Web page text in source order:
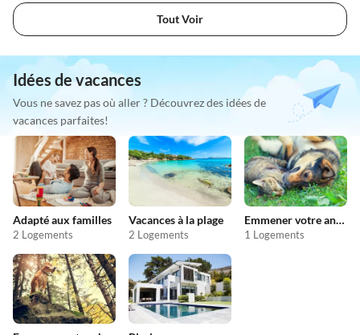
Tout Voir
Idées de vacances
Vous ne savez pas où aller ? Découvrez des idées de
vacances parfaites!
Adapté aux familles
2 Logements
Vacances à la plage
2 Logements
Emmener votre animal en vacances
1 Logements